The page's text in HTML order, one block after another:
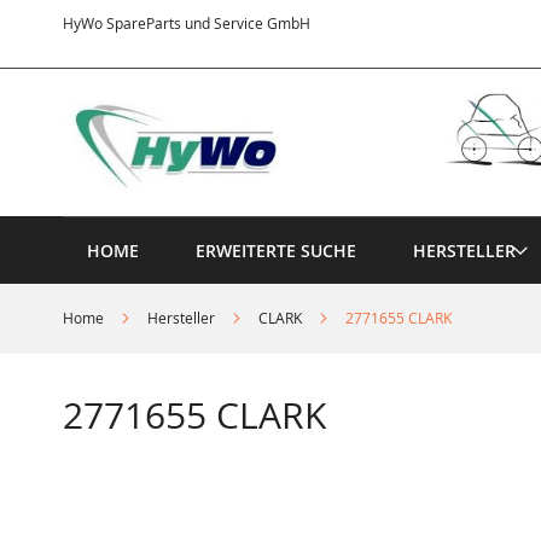
HyWo SpareParts und Service GmbH
Inhalt
HOME ERWEITERTE SUCHE HERSTELLER
Home Hersteller CLARK 2771655 CLARK
2771655 CLARK